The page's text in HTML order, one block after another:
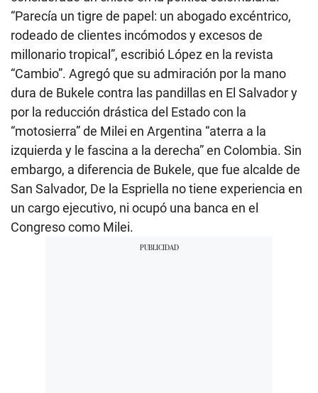
“Parecía un tigre de papel: un abogado excéntrico,
rodeado de clientes incómodos y excesos de
millonario tropical”, escribió López en la revista
“Cambio”. Agregó que su admiración por la mano
dura de Bukele contra las pandillas en El Salvador y
por la reducción drástica del Estado con la
“motosierra” de Milei en Argentina “aterra a la
izquierda y le fascina a la derecha” en Colombia. Sin
embargo, a diferencia de Bukele, que fue alcalde de
San Salvador, De la Espriella no tiene experiencia en
un cargo ejecutivo, ni ocupó una banca en el
Congreso como Milei.